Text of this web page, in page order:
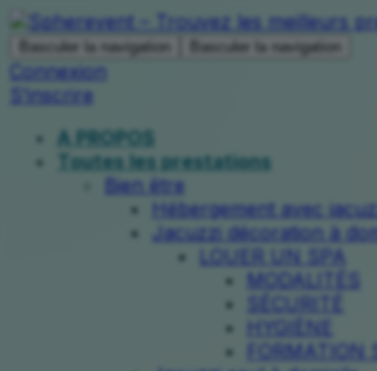
Basculer la navigation Basculer la navigation
Connexion
S’inscrire
A PROPOS
Toutes les prestations
Bien être
Hébergement avec
Jacuzzi décoration à
LOUER UN SPA
MODALITÉS
SÉCURITÉ
HYGIÈNE
FORMATION